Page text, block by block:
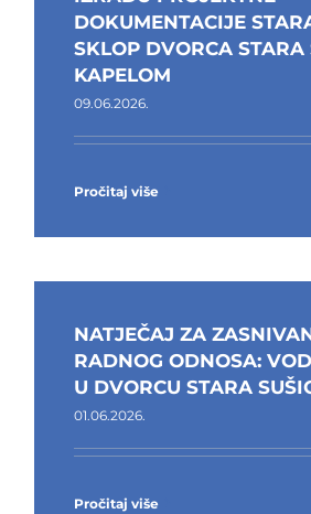
DOKUMENTACIJE
SKLOP DVORCA STARA
KAPELOM
09.06.2026.
Pročitaj više
NATJEČAJ ZA
RADNOG ODNOSA:
U DVORCU STARA
01.06.2026.
Pročitaj više